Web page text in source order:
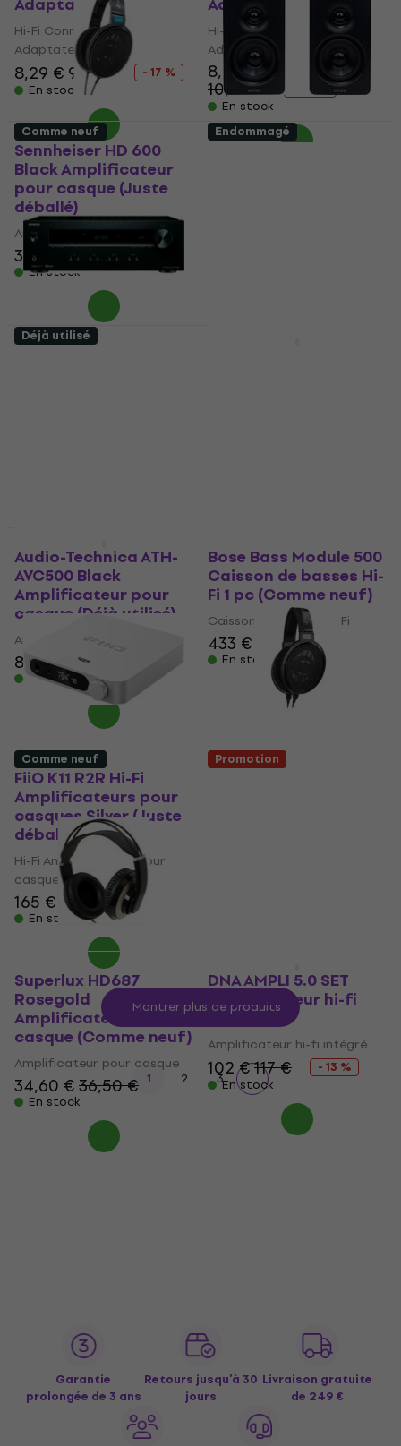
Hi-Fi Connecteur /
Adaptateur
8,29 €9,99 €
- 17 %
En stock
Hi-Fi Connecteur /
Adaptateur
8,09 €
10,50 €
- 23 %
En stock
Sennheiser HD 600
Black Amplificateur
pour casque (Juste
déballé)
Amplificateur pour casque
315 €
En stock
Edifier M60 Haut-
Comme neuf Endommagé
Déjà utilisé
Audio-Technica ATH-
AVC500 Black
Amplificateur pour
casque (Déjà utilisé)
Amplificateur pour casque
81,60 € 83,50 €
En stock
Bose Bass Module 500
Caisson de basses Hi-
Fi 1 pc (Comme neuf)
Caisson de basses Hi-Fi
433 €
En stock
FiiO K11 R2R Hi-Fi
Amplificateurs pour
casques Silver (Juste
déballé)
Hi-Fi Amplificateurs pour
casques
165 € 171 €
En stock
Comme neuf
Superlux HD687
Rosegold
Amplificateur pour
casque (Comme neuf)
Amplificateur pour casque
34,60 €36,50 €
En stock
Promotion
DNA AMPLI 5.0 SET
Amplificateur hi-fi
intégré
Amplificateur hi-fi intégré
102 €117 €
- 13 %
En stock
Montrer plus de produits
1 2 3
Garantie
prolongée de 3 ans
Retours jusqu’à 30
jours
Livraison gratuite
de 249 €